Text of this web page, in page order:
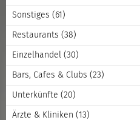
Sonstiges (61)
Restaurants (38)
Einzelhandel (30)
Bars, Cafes & Clubs (23)
Unterkünfte (20)
Ärzte & Kliniken (13)